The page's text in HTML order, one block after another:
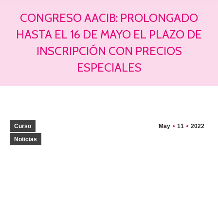
CONGRESO AACIB: PROLONGADO
HASTA EL 16 DE MAYO EL PLAZO DE
INSCRIPCIÓN CON PRECIOS
ESPECIALES
May 11 2022
Curso
Noticias